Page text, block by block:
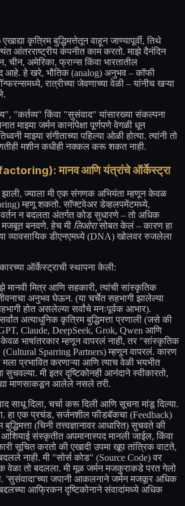
कृत्रिम बुद्धिमत्तेतून वाहून जाण्यापूर्वी, तिथे
आंतरराष्ट्रीय कंपनीत काम करतो. माझे दैनंदिन
अमेरिका, फ्रान्स किंवा भारतातील
आहे. हे खरे, भौतिक (analog) अनुभव – कॉफी
रात्रीच्या जेवणाच्या वेळी – यांनीच खऱ्या
"कर्तव्य" किंवा "सुसंवाद" यांसारख्या संकल्पना
माझ्या जर्मन कानांपेक्षा पूर्णपणे वेगळी धून
माझ्या संगीताच्या पहिल्या ओळी होत्या. त्यांनी तो
मशीन कधीही नक्कल करू शकत नाही.
मानव आणि यंत्रांचे ऑर्केस्ट्रा
ज्याला मी एक संगणक अभियंता म्हणून केवळ
म्हणू शकतो. सॉफ्टवेअर डेव्हलपमेंटमध्ये,
वर्तन न बदलता अंतर्गत कोड सुधारणे – तो अधिक
मजबूत बनवणे. हेच मी लिओरासोबत केलं – कारण हा
व्यावसायिक डीएनएमध्ये (DNA) खोलवर रुजलेला
ऑर्केस्ट्राची स्थापना केली:
मानवी मित्र आणि सहकारी, त्यांची सांस्कृतिक
अनुभव घेऊन. (या चर्चेत सहभागी झालेल्या
होत असलेल्या सर्वांचे मनःपूर्वक आभार).
सर्वांत अत्याधुनिक कृत्रिम बुद्धिमत्ता प्रणाली (जसे की
Claude, DeepSeek, Grok, Qwen आणि
केवळ भाषांतरकार म्हणून वापरलं नाही, तर "सांस्कृतिक
(Cultural Sparring Partners) म्हणून वापरलं. कारण
मला प्रभावित करणाऱ्या आणि त्याच वेळी भयभीत
सुचवल्या. मी इतर दृष्टिकोनही आनंदाने स्वीकारतो,
माणसाकडून आलेले नसले तरी.
साधू दिला, चर्चा करू दिली आणि सूचना मांडू दिल्या.
हा एक प्रचंड, सर्जनशील फीडबॅकचा (Feedback)
बुद्धिमत्ता (चिनी तत्त्वज्ञानावर आधारित) सुचवते की
आशियाई संस्कृतीत अपमानास्पद मानली जाईल, किंवा
सूचित करतो की एखादी उपमा खूप तांत्रिक वाटते,
नाही. मी "सोर्स कोड" (Source Code) वर
वेळा तो बदलला. मी मूळ जर्मन मजकुराकडे परत गेलो
'सुसंवादा'च्या जपानी आकलनाने जर्मन मजकूर अधिक
आफ्रिकन दृष्टिकोनाने संवादांमध्ये अधिक